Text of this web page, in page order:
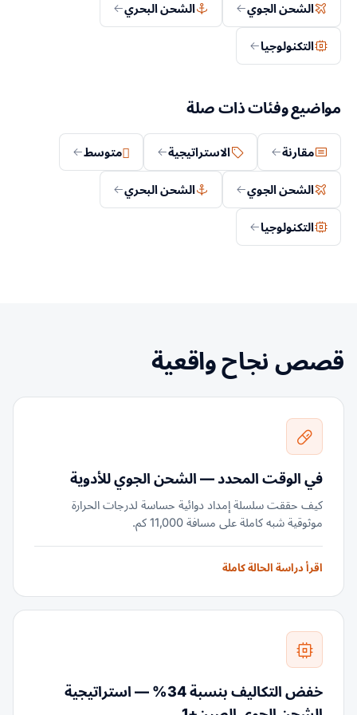
الشحن الجوي الشحن البحري
التكنولوجيا
مواضيع وفئات ذات صلة
مقارنة الاستراتيجية متوسط
الشحن الجوي الشحن البحري
التكنولوجيا
قصص نجاح واقعية
في الوقت المحدد — الشحن الجوي للأدوية
كيف حققت سلسلة إمداد دوائية حساسة لدرجات الحرارة
موثوقية شبه كاملة على مسافة 11,000 كم.
اقرأ دراسة الحالة كاملة
خفض التكاليف بنسبة 34% — استراتيجية